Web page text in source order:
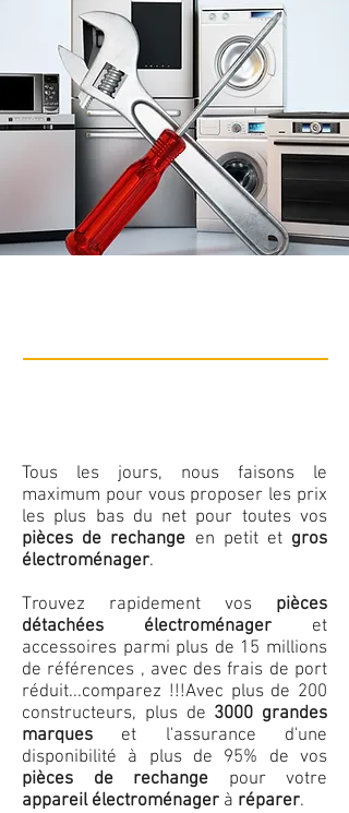
Tous les jours, nous faisons le
maximum pour vous proposer les prix
les plus bas du net pour toutes vos
pièces de rechange en petit et gros
électroménager.
Trouvez rapidement vos pièces
détachées électroménager et
accessoires parmi plus de 15 millions
de références , avec des frais de port
réduit...comparez !!!Avec plus de 200
constructeurs, plus de 3000 grandes
marques et l'assurance d'une
disponibilité à plus de 95% de vos
pièces de rechange pour votre
appareil électroménager à réparer.